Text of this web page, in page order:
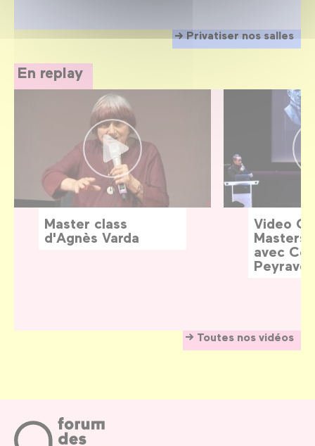
Privatiser nos salles
En replay
Toutes nos vidéos
Master class
d'Agnès Varda
Video
avec